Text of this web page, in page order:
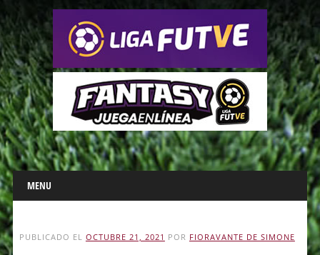
Main menu
Skip
to
content
MENU
PUBLICADO EL OCTUBRE 21, 2021 POR FIORAVANTE DE SIMONE